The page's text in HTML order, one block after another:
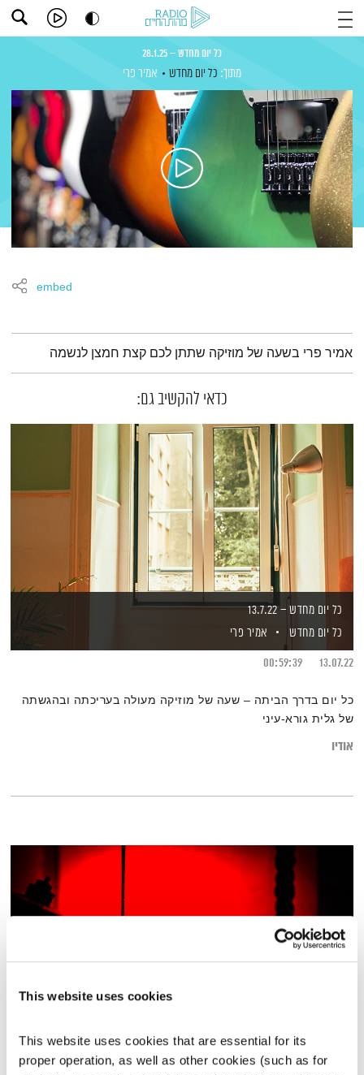
This website uses cookies
This website uses cookies that are essential for its
proper operation, as well as other cookies (such as for
כל יום מחדש – 28.1.25
מתוך: כל יום מחדש אמיר פרי
embed
תמצית הפודקאסט
אמיר פרי בשעה של מוזיקה שתתן לכם קצת חמצן לנשמה
כדאי להקשיב גם:
כל יום מחדש – 13.7.22
כל יום מחדש
אמיר פרי
13.07.22
00:59:39
כל יום בדרך הביתה – שעה של מוזיקה מעולה בעריכתה ובהגשתה
של גלית גורא-עיני
אודיו
כל יום מחדש
אמיר פרי